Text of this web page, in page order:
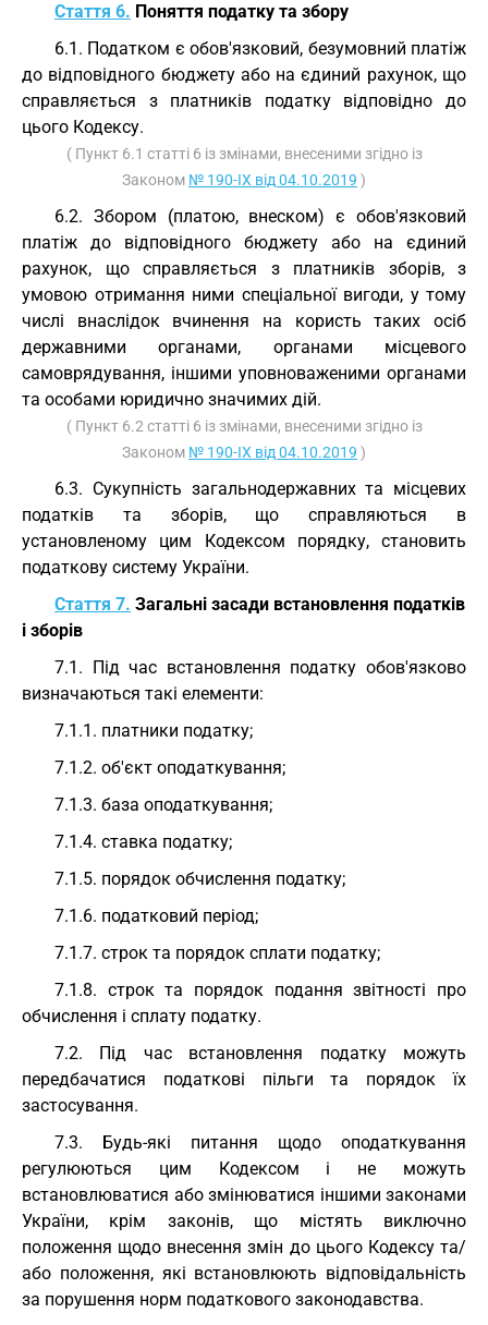
Стаття 6. Поняття податку та збору
6.1. Податком є обов'язковий, безумовний платіж
до відповідного бюджету або на єдиний рахунок, що
справляється з платників податку відповідно до
цього Кодексу.
( Пункт 6.1 статті 6 із змінами, внесеними згідно із
Законом № 190-IX від 04.10.2019 )
6.2. Збором (платою, внеском) є обов'язковий
платіж до відповідного бюджету або на єдиний
рахунок, що справляється з платників зборів, з
умовою отримання ними спеціальної вигоди, у тому
числі внаслідок вчинення на користь таких осіб
державними органами, органами місцевого
самоврядування, іншими уповноваженими органами
та особами юридично значимих дій.
( Пункт 6.2 статті 6 із змінами, внесеними згідно із
Законом № 190-IX від 04.10.2019 )
6.3. Сукупність загальнодержавних та місцевих
податків та зборів, що справляються в
установленому цим Кодексом порядку, становить
податкову систему України.
Стаття 7. Загальні засади встановлення податків
і зборів
7.1. Під час встановлення податку обов'язково
визначаються такі елементи:
7.1.1. платники податку;
7.1.2. об'єкт оподаткування;
7.1.3. база оподаткування;
7.1.4. ставка податку;
7.1.5. порядок обчислення податку;
7.1.6. податковий період;
7.1.7. строк та порядок сплати податку;
7.1.8. строк та порядок подання звітності про
обчислення і сплату податку.
7.2. Під час встановлення податку можуть
передбачатися податкові пільги та порядок їх
застосування.
7.3. Будь-які питання щодо оподаткування
регулюються цим Кодексом і не можуть
встановлюватися або змінюватися іншими законами
України, крім законів, що містять виключно
положення щодо внесення змін до цього Кодексу та/
або положення, які встановлюють відповідальність
за порушення норм податкового законодавства.